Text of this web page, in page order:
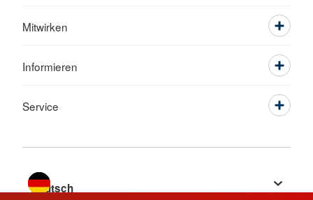
Mitwirken
Informieren
Service
Sprache wechseln zu